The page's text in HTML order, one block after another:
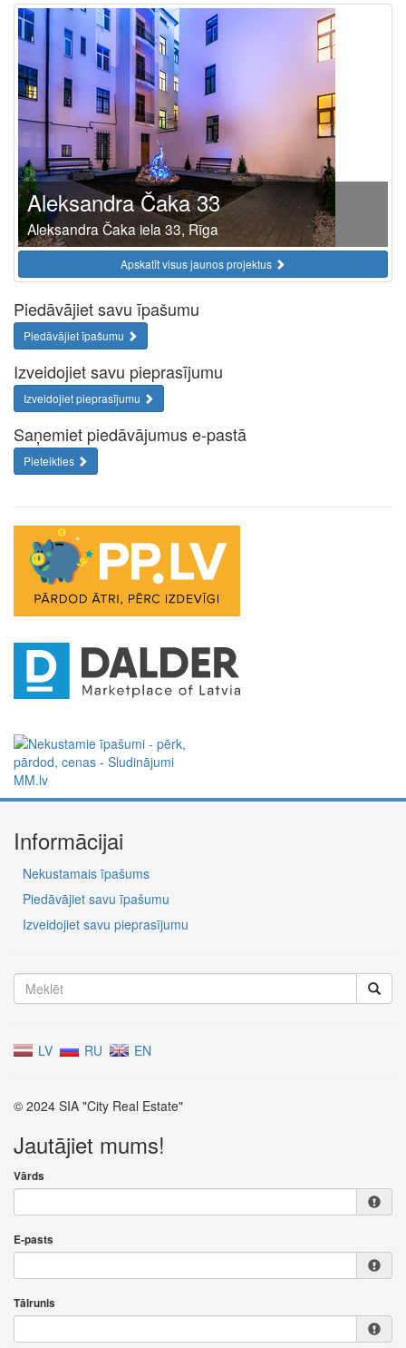
Aleksandra Čaka 33
Aleksandra Čaka iela 33, Rīga
Apskatīt visus jaunos projektus
Piedāvājiet savu īpašumu
Piedāvājiet īpašumu
Izveidojiet savu pieprasījumu
Izveidojiet pieprasījumu
Saņemiet piedāvājumus e-pastā
Pieteikties
Informācijai
Nekustamais īpašums
Piedāvājiet savu īpašumu
Izveidojiet savu pieprasījumu
LV RU EN
© 2024 SIA "City Real Estate"
Jautājiet mums!
Vārds
E-pasts
Tālrunis